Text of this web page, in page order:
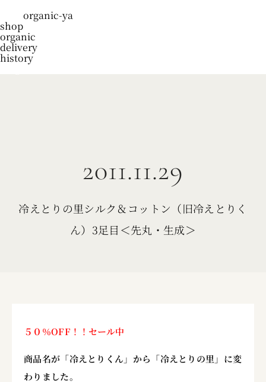
organic-ya
shop
organic
delivery
history
2011.11.29
冷えとりの里シルク＆コットン（旧冷えとりく
ん）3足目＜先丸・生成＞
５０％OFF！！セール中
商品名が「冷えとりくん」 から「冷えとりの里」に変
わりました。